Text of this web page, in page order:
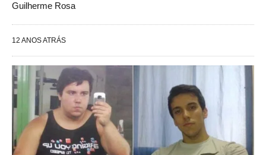
Guilherme Rosa
12 ANOS ATRÁS